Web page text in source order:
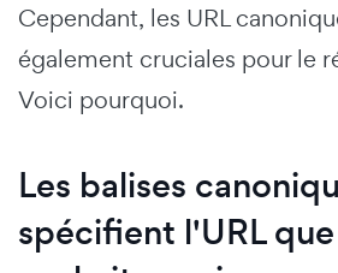
Cependant, les URL
également cruciales pour le
Voici pourquoi.
Les balises
spécifient l'URL